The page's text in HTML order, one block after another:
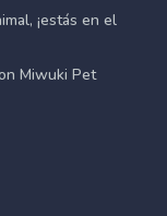
¡estás en el
Miwuki Pet